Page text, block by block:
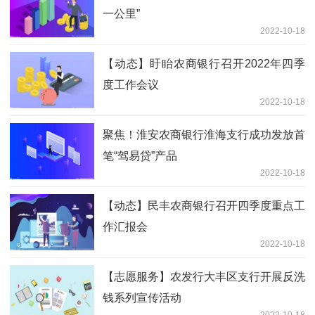
一公里”
2022-10-18
【动态】盱眙农商银行召开2022年四季
度工作会议
2022-10-18
聚焦！淮安农商银行淮海支行成功发放首
笔“驾易贷”产品
2022-10-18
【动态】民丰农商银行召开四季度重点工
作汇报会
2022-10-18
【志愿服务】农发行大丰区支行开展反洗
钱系列宣传活动